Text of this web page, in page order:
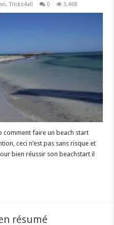
,Tricks4all 0 3,468
comment faire un beach start
ceci n’est pas sans risque et
bien réussir son beachstart il
résumé